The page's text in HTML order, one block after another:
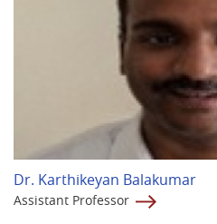
Dr. Karthikeyan Balakumar
Assistant Professor